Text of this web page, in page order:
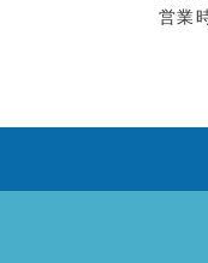
営業